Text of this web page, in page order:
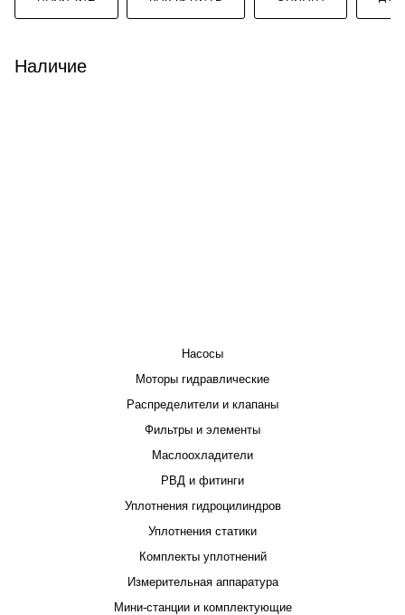
Наличие
Насосы
Моторы гидравлические
Распределители и клапаны
Фильтры и элементы
Маслоохладители
РВД и фитинги
Уплотнения гидроцилиндров
Уплотнения статики
Комплекты уплотнений
Измерительная аппаратура
Мини-станции и комплектующие